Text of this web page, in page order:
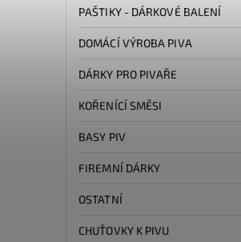
PAŠTIKY - DÁRKOVÉ BALENÍ
DOMÁCÍ VÝROBA PIVA
DÁRKY PRO PIVAŘE
KOŘENÍCÍ SMĚSI
BASY PIV
FIREMNÍ DÁRKY
OSTATNÍ
CHUŤOVKY K PIVU